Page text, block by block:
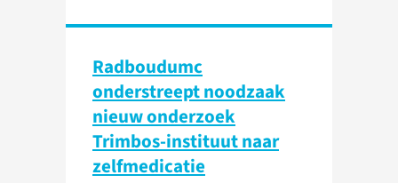
Radboudumc
onderstreept noodzaak
nieuw onderzoek
Trimbos-instituut naar
zelfmedicatie